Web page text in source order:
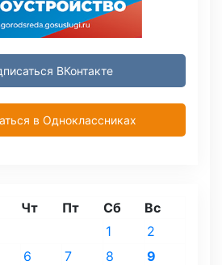
ВКонтакте
в Одноклассниках
Чт Пт Сб Вс
1
2
6 7 8
9